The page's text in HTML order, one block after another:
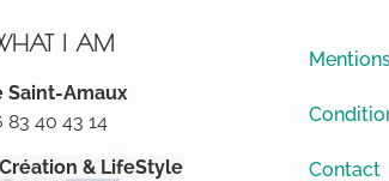
I AM
Saint-Amaux
83 40 43 14
Création & LifeStyle Contact